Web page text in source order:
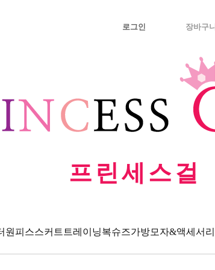
로그인 장바구니
프린세스걸
원피스스커트 트레이닝복슈즈가방모자&액세서리